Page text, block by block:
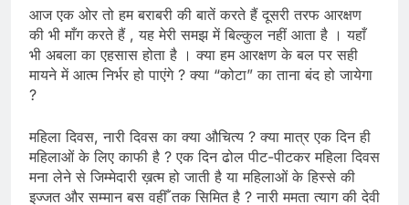
आज एक ओर तो हम बराबरी की बातें करते हैं दूसरी तरफ आरक्षण
की भी माँग करते हैं , यह मेरी समझ में बिल्कुल नहीं आता है । यहाँ
भी अबला का एहसास होता है । क्या हम आरक्षण के बल पर सही
मायने में आत्म निर्भर हो पाएंगे ? क्या “कोटा” का ताना बंद हो जायेगा
?
महिला दिवस, नारी दिवस का क्या औचित्य ? क्या मात्र एक दिन ही
महिलाओं के लिए काफी है ? एक दिन ढोल पीट-पीटकर महिला दिवस
मना लेने से जिम्मेदारी ख़त्म हो जाती है या महिलाओं के हिस्से की
इज्जत और सम्मान बस वहीँ तक सिमित है ? नारी ममता त्याग की देवी